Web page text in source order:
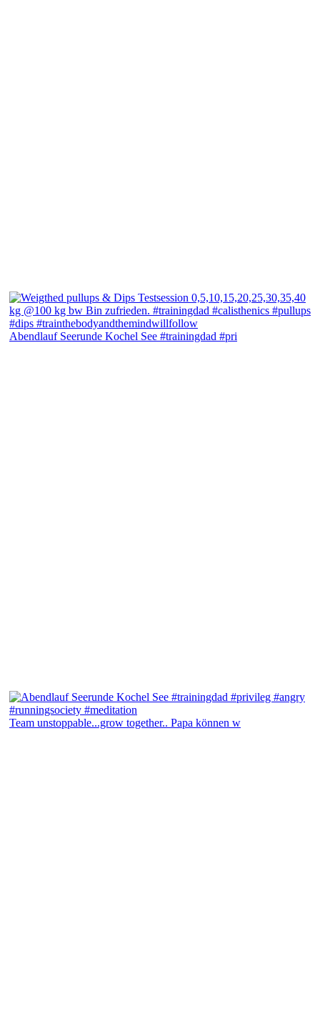
Abendlauf Seerunde Kochel See #trainingdad #pri
Team unstoppable...grow together.. Papa können w